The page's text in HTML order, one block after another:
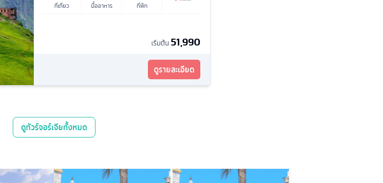
ที่เที่ยว มื้ออาหาร ที่พัก
เริ่มต้น 51,990
ดูรายละเอียด
ดูทัวร์จอร์เจียทั้งหมด